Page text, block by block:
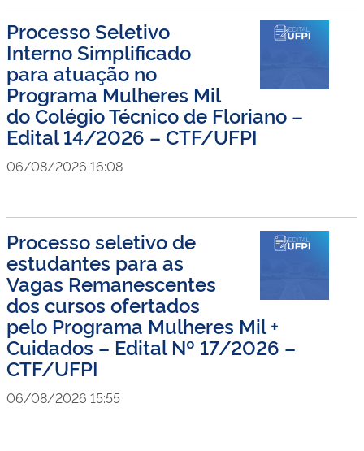
Processo Seletivo
Interno Simplificado
para atuação no
Programa Mulheres Mil
do Colégio Técnico de Floriano –
Edital 14/2026 – CTF/UFPI
06/08/2026 16:08
Processo seletivo de
estudantes para as
Vagas Remanescentes
dos cursos ofertados
pelo Programa Mulheres Mil +
Cuidados – Edital Nº 17/2026 –
CTF/UFPI
06/08/2026 15:55